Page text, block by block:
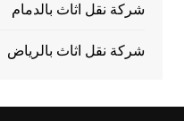
شركة نقل اثاث بالدمام
شركة نقل اثاث بالرياض